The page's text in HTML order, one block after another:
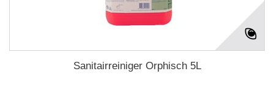
Sanitairreiniger Orphisch 5L